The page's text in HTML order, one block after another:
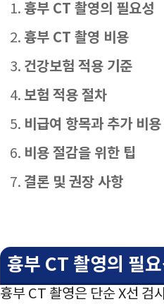
흉부 CT 촬영의 필요성
흉부 CT 촬영 비용
건강보험 적용 기준
보험 적용 절차
비급여 항목과 추가 비용
비용 절감을 위한 팁
결론 및 권장 사항
흉부 CT 촬영의 필
흉부 CT 촬영은 단순 X선 검